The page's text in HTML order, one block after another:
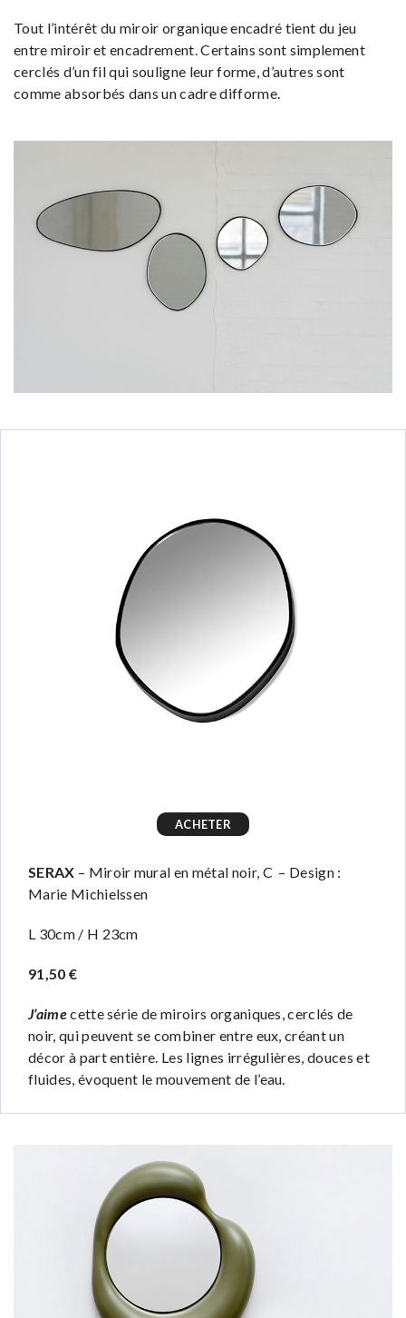
Tout l’intérêt du miroir organique encadré tient du jeu
entre miroir et encadrement. Certains sont simplement
cerclés d’un fil qui souligne leur forme, d’autres sont
comme absorbés dans un cadre difforme.
ACHETER
SERAX – Miroir mural en métal noir, C – Design :
Marie Michielssen
L 30cm / H 23cm
91,50 €
J’aimecette série de miroirs organiques, cerclés de
noir, qui peuvent se combiner entre eux, créant un
décor à part entière. Les lignes irrégulières, douces et
fluides, évoquent le mouvement de l’eau.